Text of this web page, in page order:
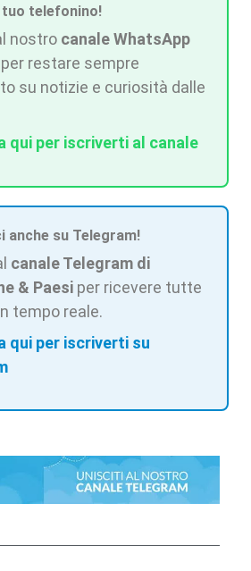
tuo telefonino!
nostro canale WhatsApp
per restare sempre
su notizie e curiosità dalle
qui per iscriverti al canale
anche su Telegram!
canale Telegram di
& Paesi per ricevere tutte
tempo reale.
qui per iscriverti su